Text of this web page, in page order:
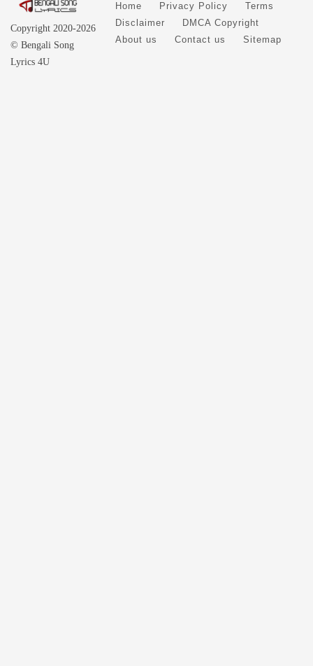
Copyright 2020-2026
© Bengali Song
Lyrics 4U
Home Privacy Policy
Terms
Disclaimer
DMCA Copyright
About us
Contact us Sitemap